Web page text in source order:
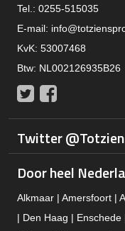
Tel.: 0255-515035
E-mail:
KvK: 53007468
Btw: NL002126935B26
Twitter
Twitter
Door heel
Alkmaar | Amersfoort |
| Den Haag |